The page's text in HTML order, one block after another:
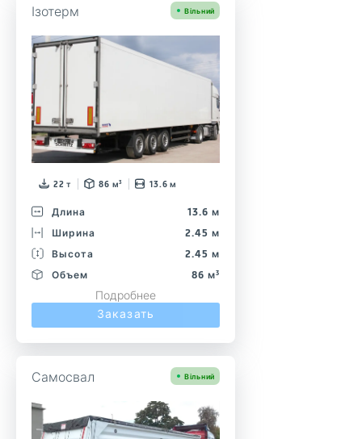
Ізотерм Вільний
22 т 86 м³ 13.6 м
Длина
13.6 м
Ширина
2.45 м
Высота
2.45 м
Объем
86 м³
Подробнее
Заказать
Самосвал Вільний